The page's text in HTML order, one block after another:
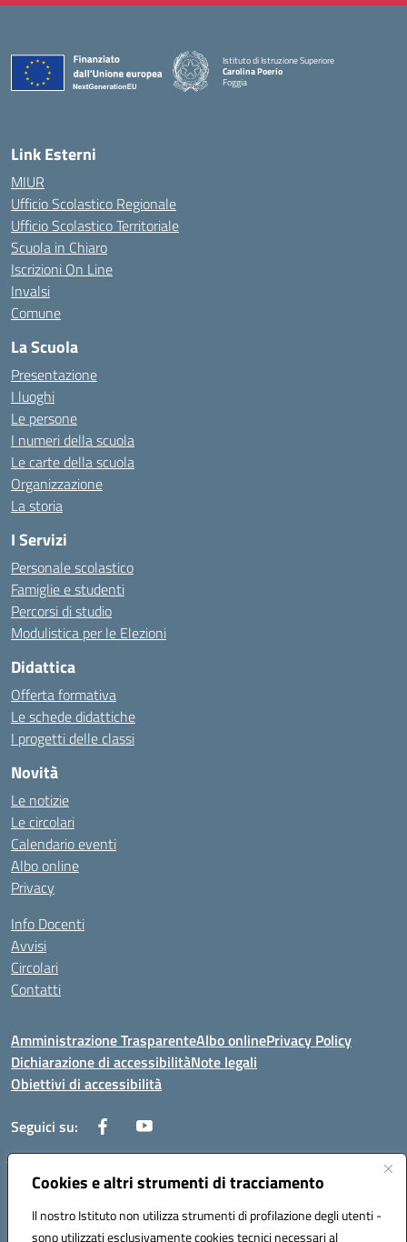
Cookies e altri strumenti di tracciamento
Il nostro Istituto non utilizza strumenti di profilazione degli utenti -
sono utilizzati esclusivamente cookies tecnici necessari al
Istituto di Istruzione Superiore
Carolina Poerio
Foggia
— Visita la pagina iniziale della scuola
Link Esterni
MIUR
Ufficio Scolastico Regionale
Ufficio Scolastico Territoriale
Scuola in Chiaro
Iscrizioni On Line
Invalsi
Comune
La Scuola
Presentazione
I luoghi
Le persone
I numeri della scuola
Le carte della scuola
Organizzazione
La storia
I Servizi
Personale scolastico
Famiglie e studenti
Percorsi di studio
Modulistica per le Elezioni
Didattica
Offerta formativa
Le schede didattiche
I progetti delle classi
Novità
Le notizie
Le circolari
Calendario eventi
Albo online
Privacy
Info Docenti
Avvisi
Circolari
Contatti
Amministrazione TrasparenteAlbo onlinePrivacy Policy
Dichiarazione di accessibilitàNote legali
Obiettivi di accessibilità
Seguici su:
Corso Roma, 1 71100 FOGGIA (FG)
Codice meccanografico: FGPM03000E